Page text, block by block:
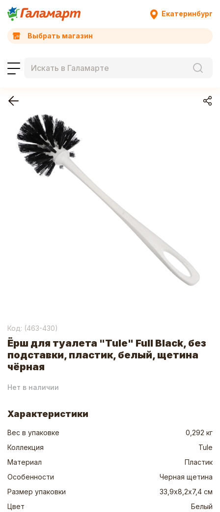
Екатеринбург
Выбрать магазин
Код: (463-430)
Ёрш для туалета "Tule" Full Black, без
подставки, пластик, белый, щетина
чёрная
Нет в наличии
Характеристики
Вес в упаковке
0,292 кг
Коллекция
Tule
Материал
Пластик
Особенности
Черная щетина
Размер упаковки
33,9х8,2х7,4 см
Цвет
Белый